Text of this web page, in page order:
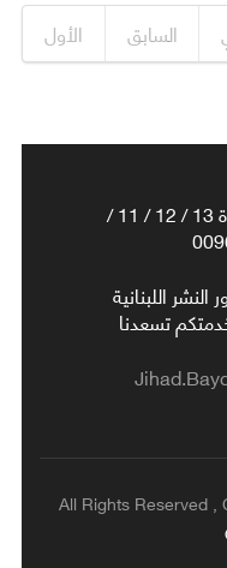
الأول السابق
أرقام الهاتف والفاكس الجديدة 13 / 12 / 11 /
اللبنانية
All Rights Reserved